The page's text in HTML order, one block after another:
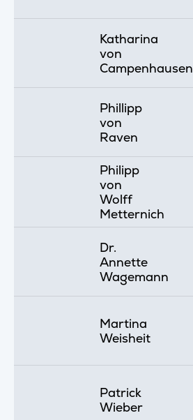
Katharina
von
Campenhausen
Phillipp
von
Raven
Philipp
von
Wolff
Metternich
Dr.
Annette
Wagemann
Martina
Weisheit
Patrick
Wieber